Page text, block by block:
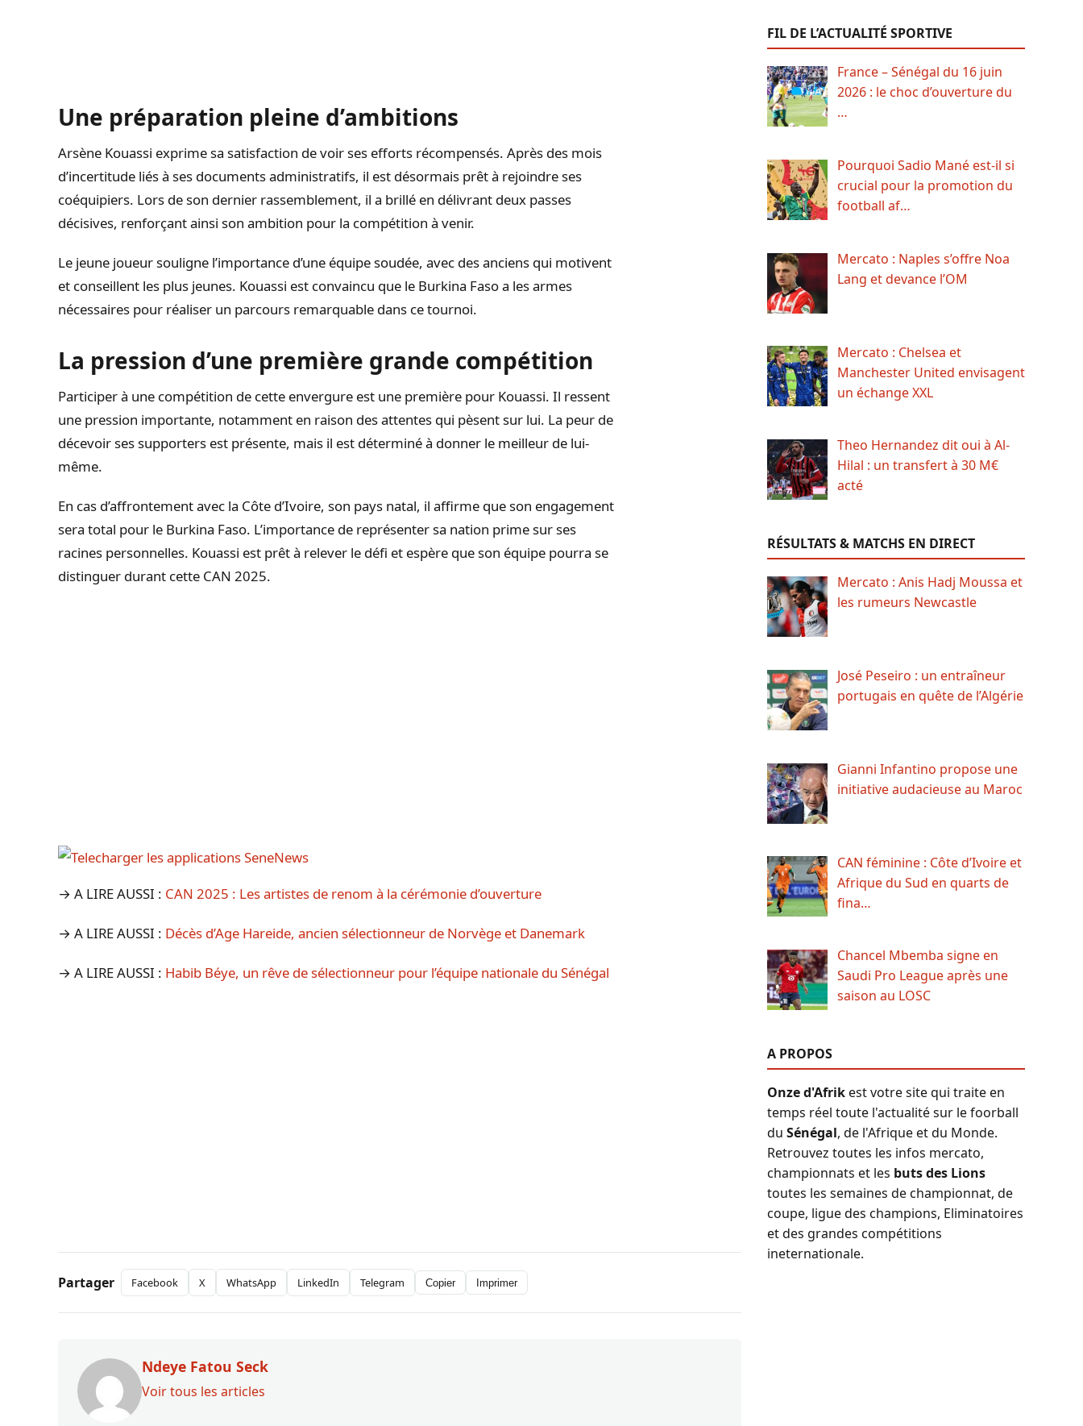
Une préparation pleine d’ambitions
Arsène Kouassi exprime sa satisfaction de voir ses efforts récompensés. Après des mois
d’incertitude liés à ses documents administratifs, il est désormais prêt à rejoindre ses
coéquipiers. Lors de son dernier rassemblement, il a brillé en délivrant deux passes
décisives, renforçant ainsi son ambition pour la compétition à venir.
Le jeune joueur souligne l’importance d’une équipe soudée, avec des anciens qui motivent
et conseillent les plus jeunes. Kouassi est convaincu que le Burkina Faso a les armes
nécessaires pour réaliser un parcours remarquable dans ce tournoi.
La pression d’une première grande compétition
Participer à une compétition de cette envergure est une première pour Kouassi. Il ressent
une pression importante, notamment en raison des attentes qui pèsent sur lui. La peur de
décevoir ses supporters est présente, mais il est déterminé à donner le meilleur de lui-
même.
En cas d’affrontement avec la Côte d’Ivoire, son pays natal, il affirme que son engagement
sera total pour le Burkina Faso. L’importance de représenter sa nation prime sur ses
racines personnelles. Kouassi est prêt à relever le défi et espère que son équipe pourra se
distinguer durant cette CAN 2025.
→ A LIRE AUSSI : CAN 2025 : Les artistes de renom à la cérémonie d’ouverture
→ A LIRE AUSSI : Décès d’Age Hareide, ancien sélectionneur de Norvège et Danemark
→ A LIRE AUSSI : Habib Béye, un rêve de sélectionneur pour l’équipe nationale du Sénégal
Partager Facebook X WhatsApp LinkedIn Telegram Copier Imprimer
Ndeye Fatou Seck
Voir tous les articles
FIL DE L’ACTUALITÉ SPORTIVE
France – Sénégal du 16 juin
2026 : le choc d’ouverture du
…
Pourquoi Sadio Mané est-il si
crucial pour la promotion du
football af…
Mercato : Naples s’offre Noa
Lang et devance l’OM
Mercato : Chelsea et
Manchester United envisagent
un échange XXL
Theo Hernandez dit oui à Al-
Hilal : un transfert à 30 M€
acté
RÉSULTATS & MATCHS EN DIRECT
Mercato : Anis Hadj Moussa et
les rumeurs Newcastle
José Peseiro : un entraîneur
portugais en quête de l’Algérie
Gianni Infantino propose une
initiative audacieuse au Maroc
CAN féminine : Côte d’Ivoire et
Afrique du Sud en quarts de
fina…
Chancel Mbemba signe en
Saudi Pro League après une
saison au LOSC
A PROPOS
Onze d'Afrikest votre site qui traite en
temps réel toute l'actualité sur le foorball
du Sénégal, de l'Afrique et du Monde.
Retrouvez toutes les infos mercato,
championnats et les buts des Lions
toutes les semaines de championnat, de
coupe, ligue des champions, Eliminatoires
et des grandes compétitions
ineternationale.